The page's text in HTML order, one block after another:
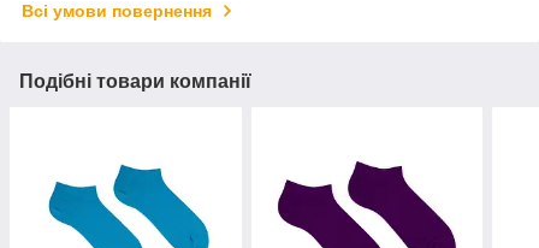
Всі умови повернення
Подібні товари компанії